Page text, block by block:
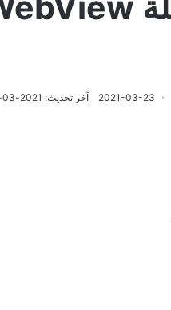
2021-03-23 آخر تحديث: 2021-03-23